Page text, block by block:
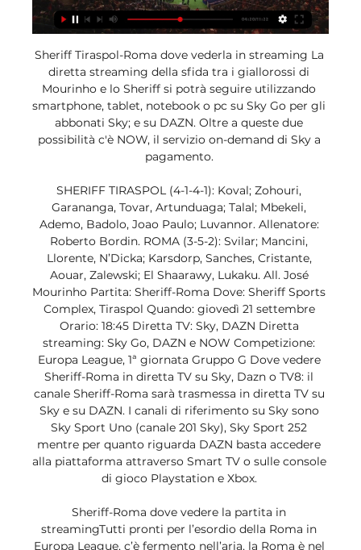
Sheriff Tiraspol-Roma dove vederla in streaming La
diretta streaming della sfida tra i giallorossi di
Mourinho e lo Sheriff si potrà seguire utilizzando
smartphone, tablet, notebook o pc su Sky Go per gli
abbonati Sky; e su DAZN. Oltre a queste due
possibilità c'è NOW, il servizio on-demand di Sky a
pagamento.
SHERIFF TIRASPOL (4-1-4-1): Koval; Zohouri,
Garananga, Tovar, Artunduaga; Talal; Mbekeli,
Ademo, Badolo, Joao Paulo; Luvannor. Allenatore:
Roberto Bordin. ROMA (3-5-2): Svilar; Mancini,
Llorente, N’Dicka; Karsdorp, Sanches, Cristante,
Aouar, Zalewski; El Shaarawy, Lukaku. All. José
Mourinho Partita: Sheriff-Roma Dove: Sheriff Sports
Complex, Tiraspol Quando: giovedì 21 settembre
Orario: 18:45 Diretta TV: Sky, DAZN Diretta
streaming: Sky Go, DAZN e NOW Competizione:
Europa League, 1ª giornata Gruppo G Dove vedere
Sheriff-Roma in diretta TV su Sky, Dazn o TV8: il
canale Sheriff-Roma sarà trasmessa in diretta TV su
Sky e su DAZN. I canali di riferimento su Sky sono
Sky Sport Uno (canale 201 Sky), Sky Sport 252
mentre per quanto riguarda DAZN basta accedere
alla piattaforma attraverso Smart TV o sulle console
di gioco Playstation e Xbox.
Sheriff-Roma dove vedere la partita in
streamingTutti pronti per l’esordio della Roma in
Europa League, c’è fermento nell’aria, la Roma è nel